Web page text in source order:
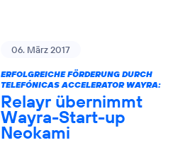
06. März 2017
ERFOLGREICHE FÖRDERUNG DURCH
TELEFÓNICAS ACCELERATOR WAYRA:
Relayr übernimmt
Wayra-Start-up
Neokami